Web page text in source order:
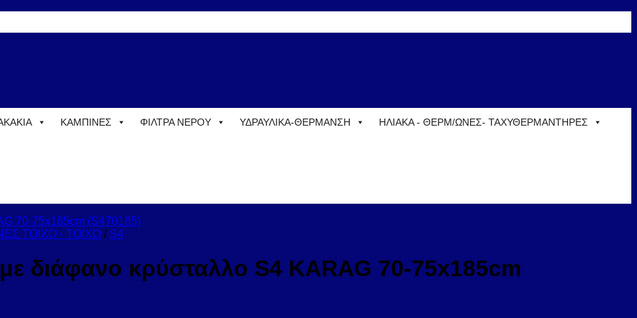
ΚΑΜΠΙΝΕΣ ΦΙΛΤΡΑ ΝΕΡΟΥ ΥΔΡΑΥΛΙΚΑ-ΘΕΡΜΑΝΣΗ ΗΛΙΑΚΑ - ΘΕΡΜ/ΩΝΕΣ- ΤΑΧΥΘΕΡΜΑΝΤΗΡΕΣ
ΤΟΙΧΟ - ΤΟΙΧΟ / S4
διάφανο κρύσταλλο S4 KARAG 70-75x185cm